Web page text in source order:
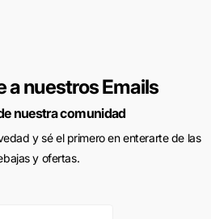
a nuestros Emails
nuestra comunidad
y sé el primero en enterarte de las
y ofertas.